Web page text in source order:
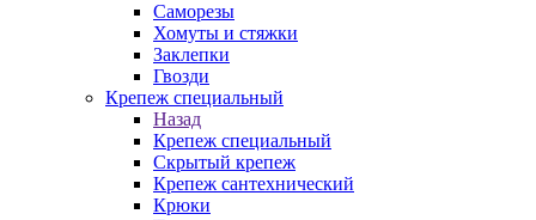
Саморезы
Хомуты и стяжки
Заклепки
Гвозди
Крепеж специальный
Назад
Крепеж специальный
Скрытый крепеж
Крепеж сантехнический
Крюки